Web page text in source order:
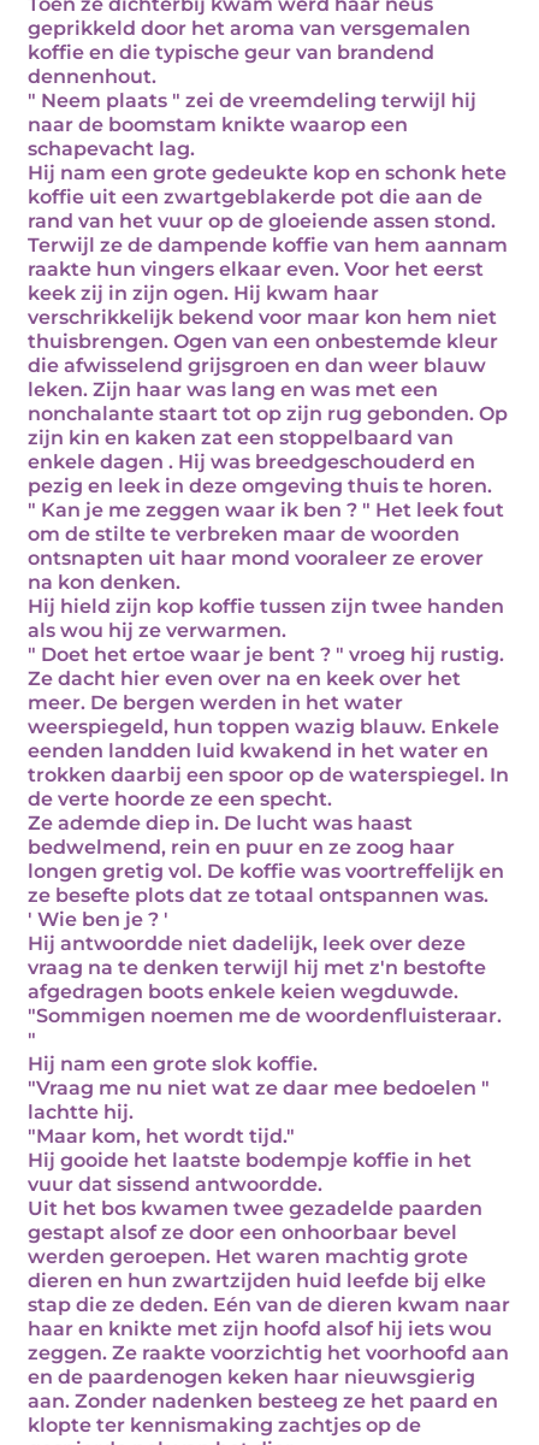
geprikkeld door het aroma van versgemalen
koffie en die typische geur van brandend
dennenhout.
" Neem plaats " zei de vreemdeling terwijl hij
naar de boomstam knikte waarop een
schapevacht lag.
Hij nam een grote gedeukte kop en schonk hete
koffie uit een zwartgeblakerde pot die aan de
rand van het vuur op de gloeiende assen stond.
Terwijl ze de dampende koffie van hem aannam
raakte hun vingers elkaar even. Voor het eerst
keek zij in zijn ogen. Hij kwam haar
verschrikkelijk bekend voor maar kon hem niet
thuisbrengen. Ogen van een onbestemde kleur
die afwisselend grijsgroen en dan weer blauw
leken. Zijn haar was lang en was met een
nonchalante staart tot op zijn rug gebonden. Op
zijn kin en kaken zat een stoppelbaard van
enkele dagen . Hij was breedgeschouderd en
pezig en leek in deze omgeving thuis te horen.
" Kan je me zeggen waar ik ben ? " Het leek fout
om de stilte te verbreken maar de woorden
ontsnapten uit haar mond vooraleer ze erover
na kon denken.
Hij hield zijn kop koffie tussen zijn twee handen
als wou hij ze verwarmen.
" Doet het ertoe waar je bent ? " vroeg hij rustig.
Ze dacht hier even over na en keek over het
meer. De bergen werden in het water
weerspiegeld, hun toppen wazig blauw. Enkele
eenden landden luid kwakend in het water en
trokken daarbij een spoor op de waterspiegel. In
de verte hoorde ze een specht.
Ze ademde diep in. De lucht was haast
bedwelmend, rein en puur en ze zoog haar
longen gretig vol. De koffie was voortreffelijk en
ze besefte plots dat ze totaal ontspannen was.
' Wie ben je ? '
Hij antwoordde niet dadelijk, leek over deze
vraag na te denken terwijl hij met z'n bestofte
afgedragen boots enkele keien wegduwde.
"Sommigen noemen me de woordenfluisteraar.
"
Hij nam een grote slok koffie.
"Vraag me nu niet wat ze daar mee bedoelen "
lachtte hij.
"Maar kom, het wordt tijd."
Hij gooide het laatste bodempje koffie in het
vuur dat sissend antwoordde.
Uit het bos kwamen twee gezadelde paarden
gestapt alsof ze door een onhoorbaar bevel
werden geroepen. Het waren machtig grote
dieren en hun zwartzijden huid leefde bij elke
stap die ze deden. Eén van de dieren kwam naar
haar en knikte met zijn hoofd alsof hij iets wou
zeggen. Ze raakte voorzichtig het voorhoofd aan
en de paardenogen keken haar nieuwsgierig
aan. Zonder nadenken besteeg ze het paard en
klopte ter kennismaking zachtjes op de